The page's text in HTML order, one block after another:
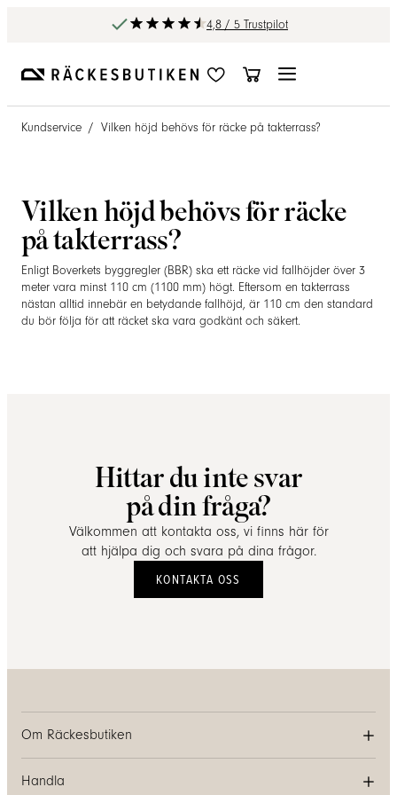
4,8 / 5 Trustpilot
Kundservice / Vilken höjd behövs för räcke på takterrass?
Vilken höjd behövs för räcke
på takterrass?
Enligt Boverkets byggregler (BBR) ska ett räcke vid fallhöjder över 3
meter vara minst 110 cm (1100 mm) högt. Eftersom en takterrass
nästan alltid innebär en betydande fallhöjd, är 110 cm den standard
du bör följa för att räcket ska vara godkänt och säkert.
Hittar du inte svar
på din fråga?
Välkommen att kontakta oss, vi finns här för
att hjälpa dig och svara på dina frågor.
KONTAKTA OSS
Om Räckesbutiken
Handla